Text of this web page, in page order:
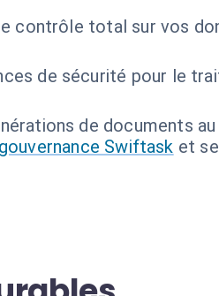
contrôle total sur vos
de sécurité pour le
de documents
Swiftask et